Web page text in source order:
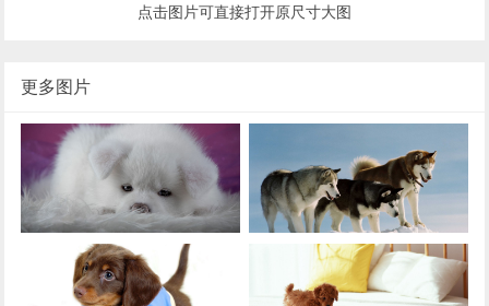
点击图片可直接打开原尺寸大图
更多图片